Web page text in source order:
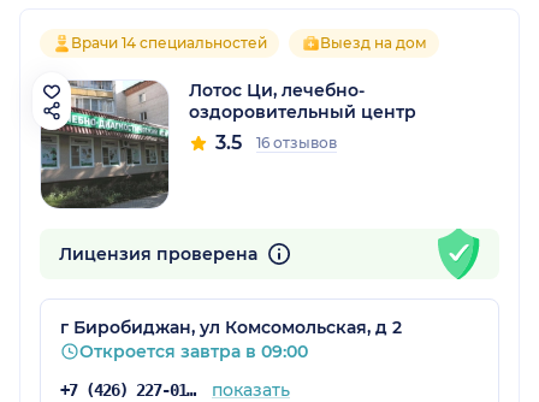
Врачи 14 специальностей Выезд на дом
Лотос Ци, лечебно-
оздоровительный центр
3.5 16 отзывов
Лицензия проверена
г Биробиджан, ул Комсомольская, д 2
Откроется завтра в 09:00
+7 (426) 227-01-75 показать